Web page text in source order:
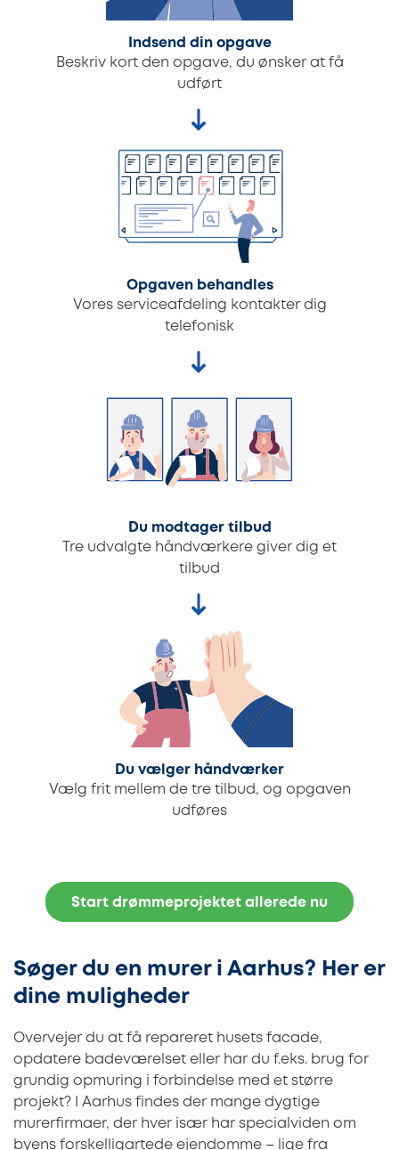
Indsend din opgave
Beskriv kort den opgave, du ønsker at få
udført
Opgaven behandles
Vores serviceafdeling kontakter dig
telefonisk
Du modtager tilbud
Tre udvalgte håndværkere giver dig et
tilbud
Du vælger håndværker
Vælg frit mellem de tre tilbud, og opgaven
udføres
Start drømmeprojektet allerede nu
Søger du en murer i Aarhus? Her er
dine muligheder
Overvejer du at få repareret husets facade,
opdatere badeværelset eller har du f.eks. brug for
grundig opmuring i forbindelse med et større
projekt? I Aarhus findes der mange dygtige
murerfirmaer, der hver især har specialviden om
byens forskelligartede ejendomme – lige fra